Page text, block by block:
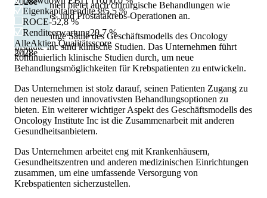
2028e
Eigenkapitalrendite385,5 %
ROCE-52,8 %
Renditeerwartung29,7 %
AlleAktien Qualitätsscore
5/10
Unternehmen bietet auch chirurgische Behandlungen wie
Brustkrebs- und Prostatakrebs-Operationen an.
Eine wichtige Säule des Geschäftsmodells des Oncology
Institute Inc sind klinische Studien. Das Unternehmen führt
kontinuierlich klinische Studien durch, um neue
Behandlungsmöglichkeiten für Krebspatienten zu entwickeln.
Das Unternehmen ist stolz darauf, seinen Patienten Zugang zu
den neuesten und innovativsten Behandlungsoptionen zu
bieten. Ein weiterer wichtiger Aspekt des Geschäftsmodells des
Oncology Institute Inc ist die Zusammenarbeit mit anderen
Gesundheitsanbietern.
Das Unternehmen arbeitet eng mit Krankenhäusern,
Gesundheitszentren und anderen medizinischen Einrichtungen
zusammen, um eine umfassende Versorgung von
Krebspatienten sicherzustellen.